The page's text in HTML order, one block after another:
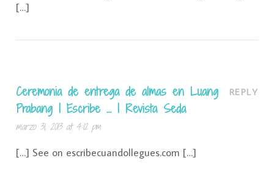
[…]
Ceremonia de entrega de almas en Luang
Prabang | Escribe … | Revista Seda
marzo 31, 2013 at 4:12 pm
REPLY
[…] See on escribecuandollegues.com […]